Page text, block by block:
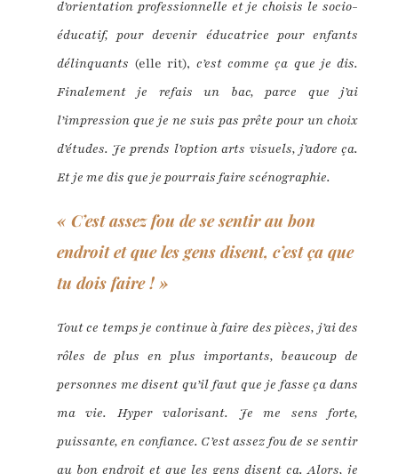
d’orientation professionnelle et je choisis le socio-
éducatif, pour devenir éducatrice pour enfants
délinquants (elle rit), c’est comme ça que je dis.
Finalement je refais un bac, parce que j’ai
l’impression que je ne suis pas prête pour un choix
d’études. Je prends l’option arts visuels, j’adore ça.
Et je me dis que je pourrais faire scénographie.
« C’est assez fou de se sentir au bon
endroit et que les gens disent, c’est ça que
tu dois faire ! »
Tout ce temps je continue à faire des pièces, j’ai des
rôles de plus en plus importants, beaucoup de
personnes me disent qu’il faut que je fasse ça dans
ma vie. Hyper valorisant. Je me sens forte,
puissante, en confiance. C’est assez fou de se sentir
au bon endroit et que les gens disent ça. Alors, je